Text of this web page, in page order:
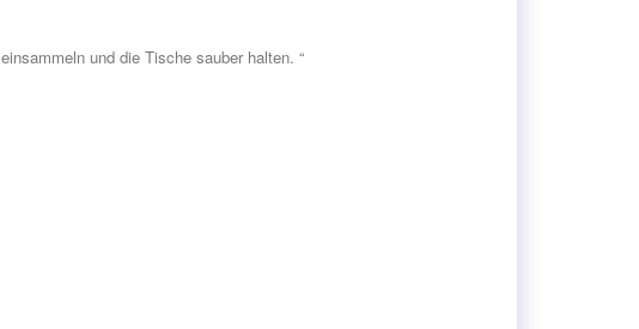
und die Tische sauber halten. “